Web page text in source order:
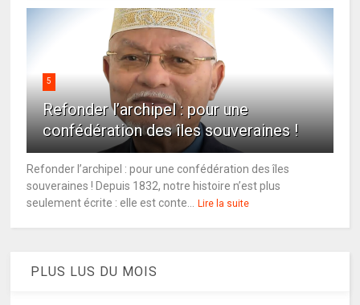
5
Refonder l’archipel : pour une
confédération des îles souveraines !
Refonder l’archipel : pour une confédération des îles
souveraines ! Depuis 1832, notre histoire n’est plus
seulement écrite : elle est conte...
Lire la suite
PLUS LUS DU MOIS